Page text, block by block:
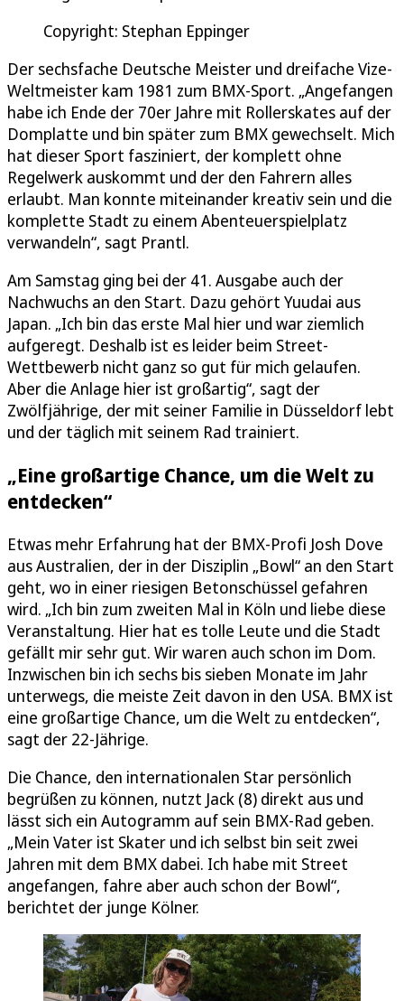
Copyright: Stephan Eppinger
Der sechsfache Deutsche Meister und dreifache Vize-
Weltmeister kam 1981 zum BMX-Sport. „Angefangen
habe ich Ende der 70er Jahre mit Rollerskates auf der
Domplatte und bin später zum BMX gewechselt. Mich
hat dieser Sport fasziniert, der komplett ohne
Regelwerk auskommt und der den Fahrern alles
erlaubt. Man konnte miteinander kreativ sein und die
komplette Stadt zu einem Abenteuerspielplatz
verwandeln“, sagt Prantl.
Am Samstag ging bei der 41. Ausgabe auch der
Nachwuchs an den Start. Dazu gehört Yuudai aus
Japan. „Ich bin das erste Mal hier und war ziemlich
aufgeregt. Deshalb ist es leider beim Street-
Wettbewerb nicht ganz so gut für mich gelaufen.
Aber die Anlage hier ist großartig“, sagt der
Zwölfjährige, der mit seiner Familie in Düsseldorf lebt
und der täglich mit seinem Rad trainiert.
„Eine großartige Chance, um die Welt zu
entdecken“
Etwas mehr Erfahrung hat der BMX-Profi Josh Dove
aus Australien, der in der Disziplin „Bowl“ an den Start
geht, wo in einer riesigen Betonschüssel gefahren
wird. „Ich bin zum zweiten Mal in Köln und liebe diese
Veranstaltung. Hier hat es tolle Leute und die Stadt
gefällt mir sehr gut. Wir waren auch schon im Dom.
Inzwischen bin ich sechs bis sieben Monate im Jahr
unterwegs, die meiste Zeit davon in den USA. BMX ist
eine großartige Chance, um die Welt zu entdecken“,
sagt der 22-Jährige.
Die Chance, den internationalen Star persönlich
begrüßen zu können, nutzt Jack (8) direkt aus und
lässt sich ein Autogramm auf sein BMX-Rad geben.
„Mein Vater ist Skater und ich selbst bin seit zwei
Jahren mit dem BMX dabei. Ich habe mit Street
angefangen, fahre aber auch schon der Bowl“,
berichtet der junge Kölner.